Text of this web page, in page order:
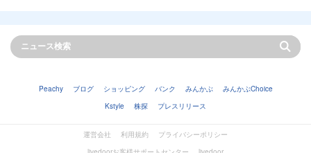
Peachy ブログ ショッピング バンク みんかぶ
みんかぶChoice
Kstyle
株探 プレスリリース
運営会社 利用規約
プライバシーポリシー